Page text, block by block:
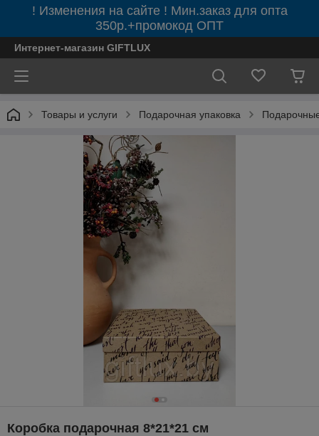
! Изменения на сайте ! Мин.заказ для опта
350р.+промокод ОПТ
Интернет-магазин GIFTLUX
Товары и услуги Подарочная упаковка
Коробка подарочная 8*21*21 см